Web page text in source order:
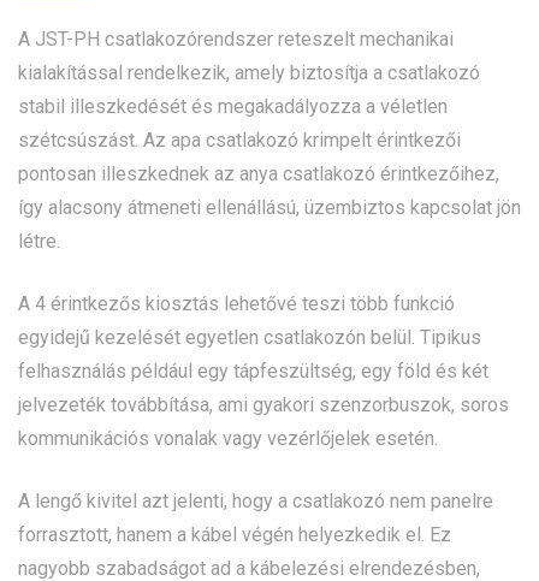
A JST-PH csatlakozórendszer reteszelt mechanikai
kialakítással rendelkezik, amely biztosítja a csatlakozó
stabil illeszkedését és megakadályozza a véletlen
szétcsúszást. Az apa csatlakozó krimpelt érintkezői
pontosan illeszkednek az anya csatlakozó érintkezőihez,
így alacsony átmeneti ellenállású, üzembiztos kapcsolat jön
létre.
A 4 érintkezős kiosztás lehetővé teszi több funkció
egyidejű kezelését egyetlen csatlakozón belül. Tipikus
felhasználás például egy tápfeszültség, egy föld és két
jelvezeték továbbítása, ami gyakori szenzorbuszok, soros
kommunikációs vonalak vagy vezérlőjelek esetén.
A lengő kivitel azt jelenti, hogy a csatlakozó nem panelre
forrasztott, hanem a kábel végén helyezkedik el. Ez
nagyobb szabadságot ad a kábelezési elrendezésben,